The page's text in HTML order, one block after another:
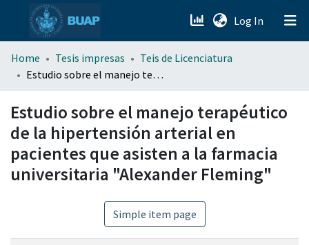
Log In (current)
menu.section.about_menu
Home Tesis impresas
Teis de Licenciatura
Estudio sobre el manejo terapéutico de la hipertensión arterial en pacientes que asisten a la farmacia universitaria "Alexander Fleming"
Estudio sobre el manejo terapéutico
de la hipertensión arterial en
pacientes que asisten a la farmacia
universitaria "Alexander Fleming"
Simple item page